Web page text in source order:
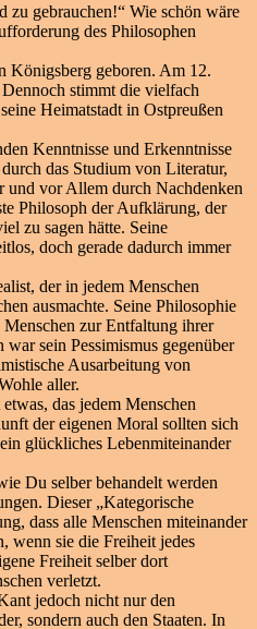
zu gebrauchen!“ Wie schön wäre
des Philosophen
Königsberg geboren. Am 12.
stimmt die vielfach
Heimatstadt in Ostpreußen
Kenntnisse und Erkenntnisse
das Studium von Literatur,
und vor Allem durch Nachdenken
Philosoph der Aufklärung, der
zu sagen hätte. Seine
doch gerade dadurch immer
der in jedem Menschen
ausmachte. Seine Philosophie
zur Entfaltung ihrer
sein Pessimismus gegenüber
Ausarbeitung von
aller.
das jedem Menschen
der eigenen Moral sollten sich
glückliches Lebenmiteinander
Du selber behandelt werden
Dieser „Kategorische
dass alle Menschen miteinander
wenn sie die Freiheit jedes
Freiheit selber dort
verletzt.
jedoch nicht nur den
sondern auch den Staaten. In